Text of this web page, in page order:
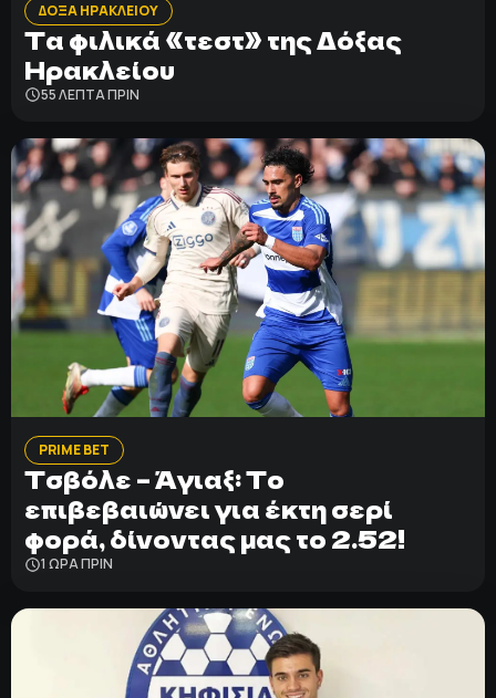
ΔΟΞΑ ΗΡΑΚΛΕΙΟΥ
Τα φιλικά «τεστ» της Δόξας
Ηρακλείου
55 ΛΕΠΤΑ ΠΡΙΝ
PRIME BET
Τσβόλε – Άγιαξ: Το
επιβεβαιώνει για έκτη σερί
φορά, δίνοντας μας το 2.52!
1 ΩΡΑ ΠΡΙΝ